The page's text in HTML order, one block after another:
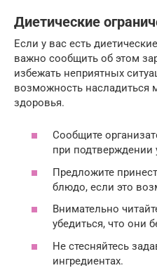
Диетические
Если у вас есть
важно сообщить об этом
избежать неприятных
возможность насладиться
здоровья.
Сообщите
при подтверждении
Предложите
блюдо, если это
Внимательно
убедиться, что они
Не стесняйтесь
ингредиентах.